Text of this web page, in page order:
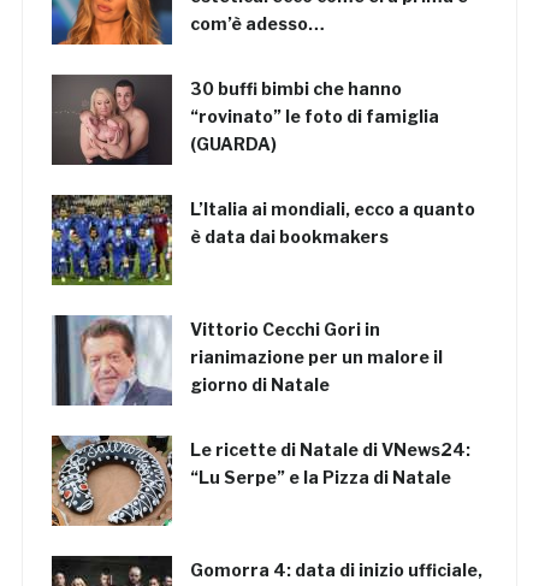
com’è adesso…
30 buffi bimbi che hanno
“rovinato” le foto di famiglia
(GUARDA)
L’Italia ai mondiali, ecco a quanto
è data dai bookmakers
Vittorio Cecchi Gori in
rianimazione per un malore il
giorno di Natale
Le ricette di Natale di VNews24:
“Lu Serpe” e la Pizza di Natale
Gomorra 4: data di inizio ufficiale,